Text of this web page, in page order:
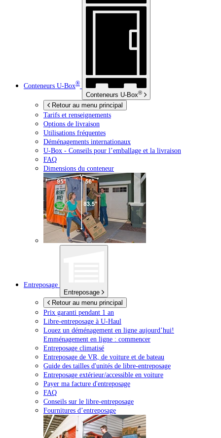
Conteneurs U-Box®
Conteneurs U-Box®
Retour au menu principal
Tarifs et renseignements
Options de livraison
Utilisations fréquentes
Déménagements internationaux
U-Box - Conseils pour l’emballage et la livraison
FAQ
Dimensions du conteneur
Entreposage
Entreposage
Retour au menu principal
Prix garanti pendant 1 an
Libre-entreposage à U-Haul
Louez un déménagement en ligne aujourd’hui!
Emménagement en ligne : commencer
Entreposage climatisé
Entreposage de VR, de voiture et de bateau
Guide des tailles d'unités de libre-entreposage
Entreposage extérieur/accessible en voiture
Payer ma facture d'entreposage
FAQ
Conseils sur le libre-entreposage
Fournitures d’entreposage